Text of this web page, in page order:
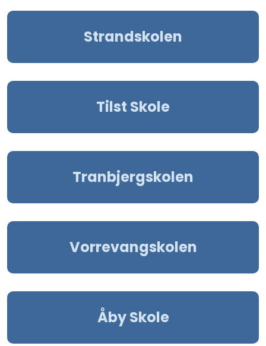
Strandskolen
Tilst Skole
Tranbjergskolen
Vorrevangskolen
Åby Skole